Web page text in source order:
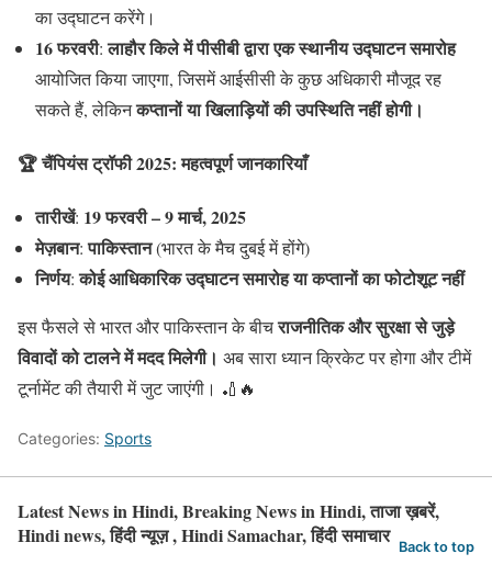
का उद्घाटन करेंगे।
16 फरवरी:लाहौर किले में पीसीबी द्वारा एक स्थानीय उद्घाटन समारोह
आयोजित किया जाएगा, जिसमें आईसीसी के कुछ अधिकारी मौजूद रह
सकते हैं, लेकिनकप्तानों या खिलाड़ियों की उपस्थिति नहीं होगी।
🏆 चैंपियंस ट्रॉफी 2025: महत्वपूर्ण जानकारियाँ
तारीखें: 19 फरवरी – 9 मार्च, 2025
मेज़बान:पाकिस्तान(भारत के मैच दुबई में होंगे)
निर्णय:कोई आधिकारिक उद्घाटन समारोह या कप्तानों का फोटोशूट नहीं
इस फैसले से भारत और पाकिस्तान के बीचराजनीतिक और सुरक्षा से जुड़े
विवादों को टालने में मदद मिलेगी। अब सारा ध्यान क्रिकेट पर होगा और टीमें
टूर्नामेंट की तैयारी में जुट जाएंगी। 🏏🔥
Categories: Sports
Latest News in Hindi, Breaking News in Hindi, ताजा ख़बरें,
Hindi news, हिंदी न्यूज़ , Hindi Samachar, हिंदी समाचार Back to top